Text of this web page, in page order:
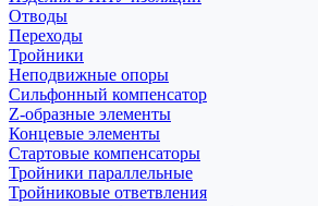
Отводы
Переходы
Тройники
Неподвижные опоры
Cильфонный компенсатор
Z-образные элементы
Концевые элементы
Стартовые компенсаторы
Тройники параллельные
Тройниковые ответвления